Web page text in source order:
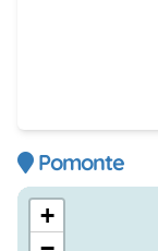
Pomonte
+